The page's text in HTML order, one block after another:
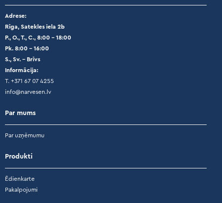
Adrese:
Rīga, Satekles iela 2b
P., O., T., C., 8:00 – 18:00
Pk. 8:00 – 16:00
S., Sv. – Brīvs
Informācija:
T. +371 67 07 4255
info@narvesen.lv
Par mums
Par uzņēmumu
Produkti
Ēdienkarte
Pakalpojumi